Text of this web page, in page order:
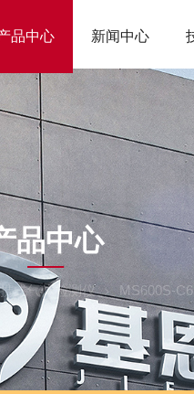
品中心 新闻中心
品中心
式气体检测仪 MS600S-